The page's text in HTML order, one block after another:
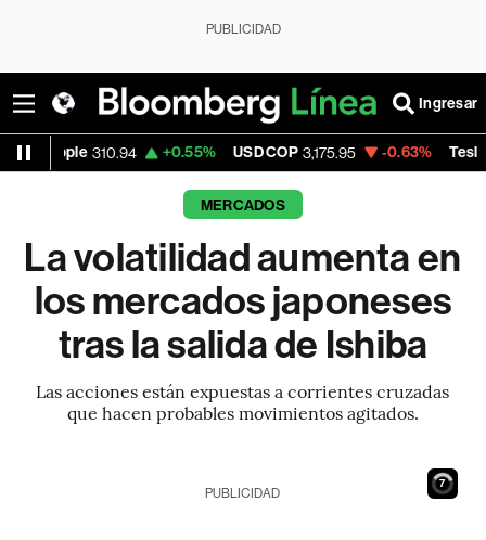
PUBLICIDAD
Ingresar
+0.55% USD COP 3,175.95 -0.63% Tesla 321.355
MERCADOS
La volatilidad aumenta en
los mercados japoneses
tras la salida de Ishiba
Las acciones están expuestas a corrientes cruzadas
que hacen probables movimientos agitados.
6
PUBLICIDAD